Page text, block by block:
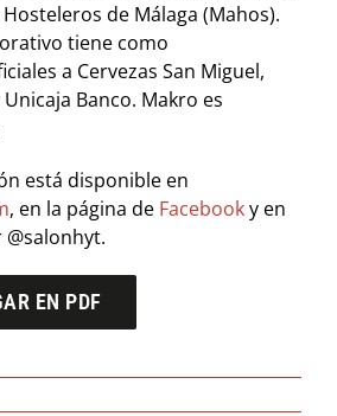
de Málaga (Mahos).
tiene como
a Cervezas San Miguel,
Banco. Makro es
está disponible en
, en la página de Facebooky en
EN PDF